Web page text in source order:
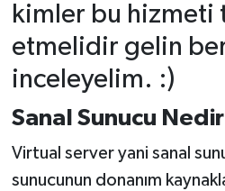
kimler bu hizmeti
etmelidir gelin
inceleyelim. :)
Sanal Sunucu
Virtual server yani sanal
sunucunun donanım
MAGAZİN
Politika
Resmi İlan
Röportaj